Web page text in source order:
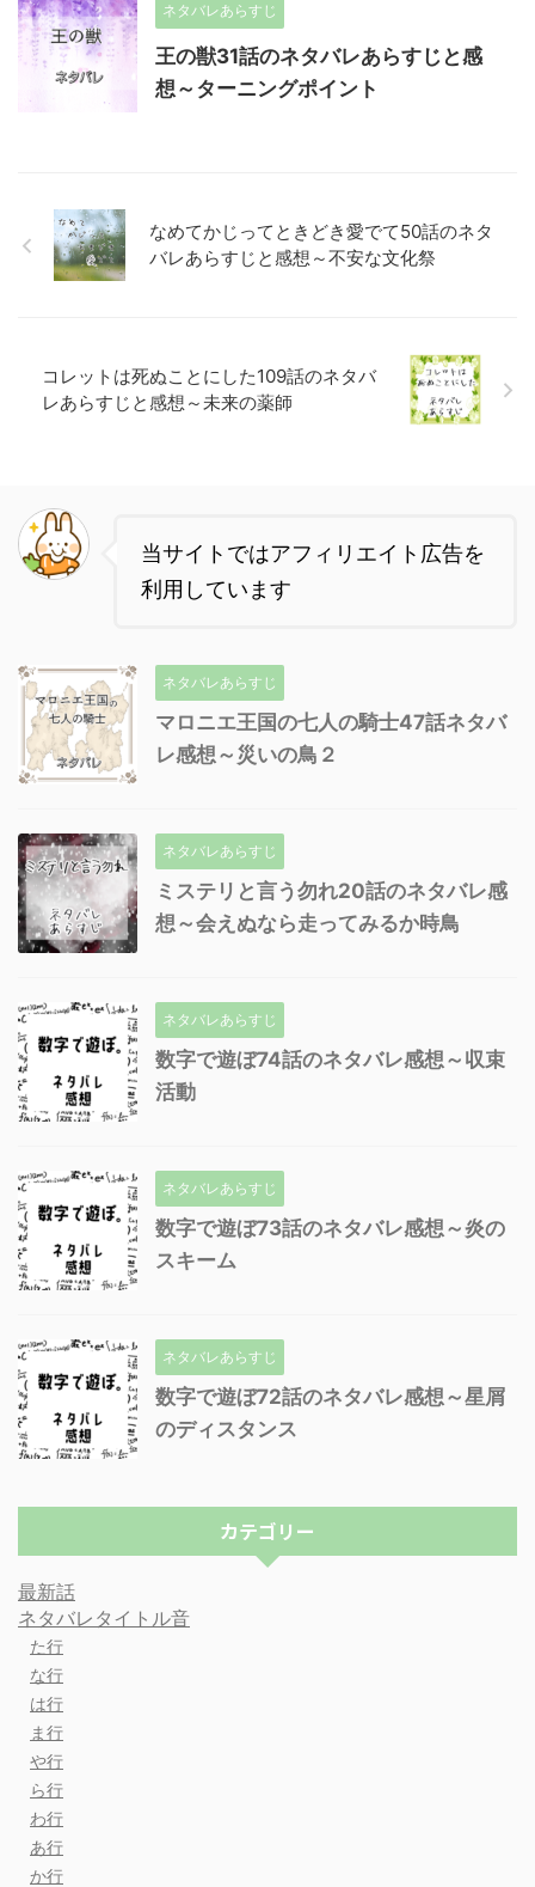
ネタバレあらすじ
王の獣31話のネタバレあらすじと感
想～ターニングポイント
なめてかじってときどき愛でて50話のネタ
バレあらすじと感想～不安な文化祭
コレットは死ぬことにした109話のネタバ
レあらすじと感想～未来の薬師
当サイトではアフィリエイト広告を
利用しています
ネタバレあらすじ
マロニエ王国の七人の騎士47話ネタバ
レ感想～災いの鳥２
ネタバレあらすじ
ミステリと言う勿れ20話のネタバレ感
想～会えぬなら走ってみるか時鳥
ネタバレあらすじ
数字で遊ぼ74話のネタバレ感想～収束
活動
ネタバレあらすじ
数字で遊ぼ73話のネタバレ感想～炎の
スキーム
ネタバレあらすじ
数字で遊ぼ72話のネタバレ感想～星屑
のディスタンス
カテゴリー
最新話
ネタバレタイトル音
た行
な行
は行
ま行
や行
ら行
わ行
あ行
か行